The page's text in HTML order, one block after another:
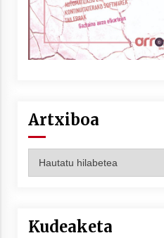
2021/07/06
Hala Bedi
Artxiboa
Kudeaketa